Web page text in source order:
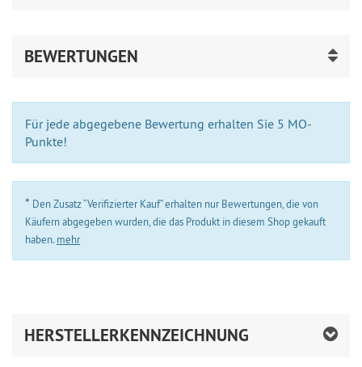
BEWERTUNGEN
Für jede abgegebene Bewertung erhalten Sie 5 MO-
Punkte!
* Den Zusatz “Verifizierter Kauf” erhalten nur Bewertungen, die von
Käufern abgegeben wurden, die das Produkt in diesem Shop gekauft
haben. mehr
HERSTELLERKENNZEICHNUNG